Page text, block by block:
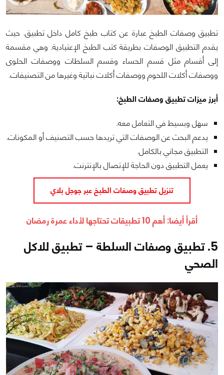
تطبيق وصفات الطبخ عبارة عن كتاب طبخ كامل داخل تطبيق. حيث
يقدم التطبيق الوصفات بطريقة كتب الطبخ الإعتيادية. وهي مقسمة
إلى أقسام مثل قسم الحساء وقسم السلطات ووصفات الحلوى
ووصفات أكلات اللحوم ووصفات أكلات نباتية وغيرها من التصنيفات.
أبرز ميزات تطبيق وصفات الطبخ:
سهل وبسيط في التعامل معه.
يدعم البحث عن الوصفات التي تريدها حسب التصنيف أو المكونات.
التطبيق مجاني بالكامل.
يعمل التطبيق دون الحاجة للإتصال بالإنترنت.
تنزيل تطبيق وصفات الطبخ عبر جوجل بلاي
أقرأ أيضا: أهم 10 تطبيقات تحتاجها لأداء عمرة رمضان
5. تطبيق وصفات السلطة – تطبيق للاكل
الصحي